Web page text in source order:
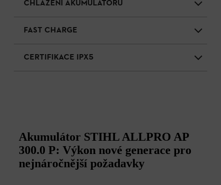
CHLAZENÍ AKUMULÁTORU
FAST CHARGE
CERTIFIKACE IPX5
Akumulátor STIHL ALLPRO AP
300.0 P: Výkon nové generace pro
nejnáročnější požadavky